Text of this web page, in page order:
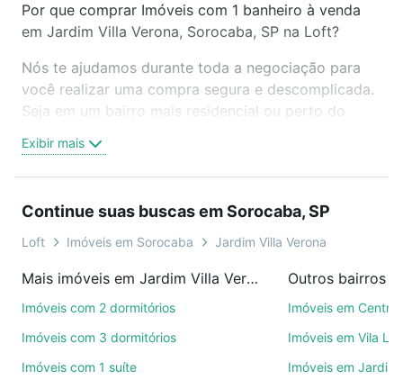
Por que comprar Imóveis com 1 banheiro à venda
em Jardim Villa Verona, Sorocaba, SP na Loft?
Nós te ajudamos durante toda a negociação para
você realizar uma compra segura e descomplicada.
Seja em um bairro mais residencial ou perto do
oferta ideal de Imóveis com 1 banheiro à venda em
Jardim Villa Verona, Sorocaba, SP para conquistar
videochamada, é grátis, sem compromisso e você
ainda conta com mais de 46 mil corretores e
de imóveis.
ruas, bairros e até condomínios favoritos. Você
Exibir mais
Continue suas buscas em Sorocaba, SP
Loft Imóveis em Sorocaba Jardim Villa Verona
Mais imóveis em Jardim Villa Verona
Imóveis com 2 dormitórios
Imóveis com 3 dormitórios
Imóveis com 1 suíte
Outros bairros
Imóveis em Centro
Imóveis em Vila
Imóveis em Jardim